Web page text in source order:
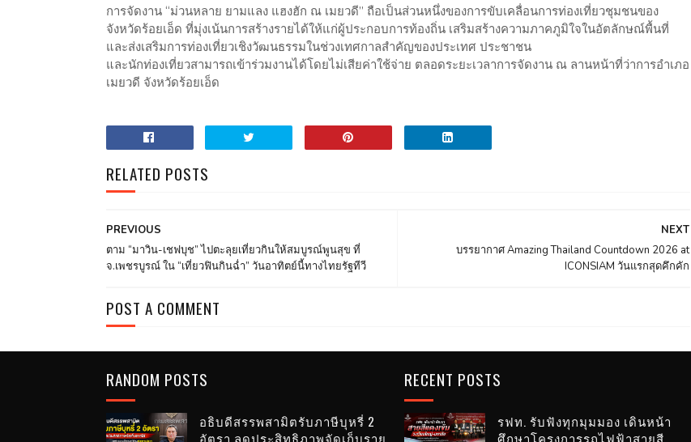
การจัดงาน “ม่วนหลาย ยามแลง แฮงฮัก ณ เมยวดี” ถือเป็นส่วนหนึ่งของการขับเคลื่อนการท่องเที่ยวชุมชนของ
จังหวัดร้อยเอ็ด ที่มุ่งเน้นการสร้างรายได้ให้แก่ผู้ประกอบการท้องถิ่น เสริมสร้างความภาคภูมิใจในอัตลักษณ์พื้นที่
และส่งเสริมการท่องเที่ยวเชิงวัฒนธรรมในช่วงเทศกาลสำคัญของประเทศ ประชาชน
และนักท่องเที่ยวสามารถเข้าร่วมงานได้โดยไม่เสียค่าใช้จ่าย ตลอดระยะเวลาการจัดงาน ณ ลานหน้าที่ว่าการอำเภอ
เมยวดี จังหวัดร้อยเอ็ด
RELATED POSTS
NEXT
บรรยากาศ Amazing Thailand Countdown 2026 at
ICONSIAM วันแรกสุดคึกคัก
PREVIOUS
ตาม “มาวิน-เชฟบุช” ไปตะลุยเที่ยวกินให้สมบูรณ์พูนสุข ที่
จ.เพชรบูรณ์ ใน “เที่ยวฟินกินฉ่ำ” วันอาทิตย์นี้ทางไทยรัฐทีวี
POST A COMMENT
RANDOM POSTS
อธิบดีสรรพสามิตรับภาษีบุหรี่ 2
อัตรา ลดประสิทธิภาพจัดเก็บราย
RECENT POSTS
รฟท. รับฟังทุกมุมมอง เดินหน้า
ศึกษาโครงการรถไฟฟ้าสายสี